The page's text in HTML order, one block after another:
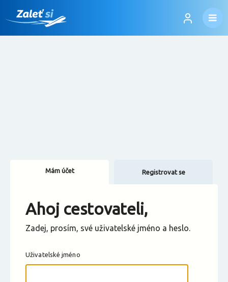
Změnit měnu
Mám účet Registrovat se
Ahoj cestovateli,
Zadej, prosím, své uživatelské jméno a heslo.
Uživatelské jméno